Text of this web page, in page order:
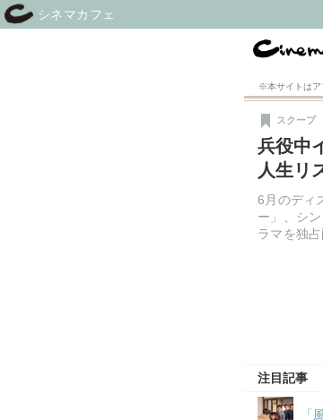
※本サイトはア
兵役中
人生リ
6月のディ
ー」、シ
ラマを独
スクープ
注目記事
「
シネマカフェ